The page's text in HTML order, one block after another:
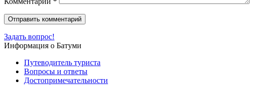
Задать вопрос!
Информация о Батуми
Путеводитель туриста
Вопросы и ответы
Достопримечательности